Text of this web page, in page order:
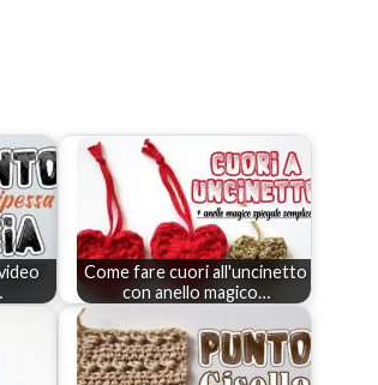
Come fare cuori all'uncinetto
con anello magico…